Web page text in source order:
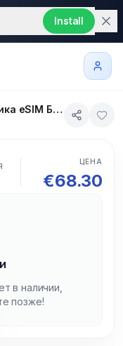
Install
Доминиканская Республика eSIM Безлимитный 15 дни
ЦЕНА
€68.30
в наличии,
позже!